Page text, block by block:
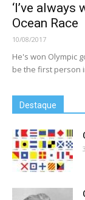
‘I’ve
Ocean Race
10/08/2017
He's won Olympic
be the first person
Destaque